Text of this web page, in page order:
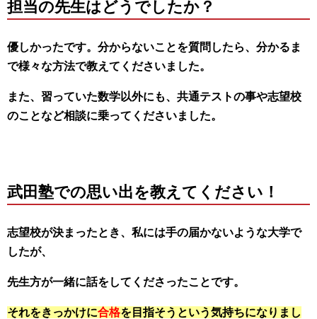
担当の先生はどうでしたか？
優しかったです。分からないことを質問したら、分かるま
で様々な方法で教えてくださいました。
また、習っていた数学以外にも、共通テストの事や志望校
のことなど相談に乗ってくださいました。
武田塾での思い出を教えてください！
志望校が決まったとき、私には手の届かないような大学で
したが、
先生方が一緒に話をしてくださったことです。
それをきっかけに合格を目指そうという気持ちになりまし